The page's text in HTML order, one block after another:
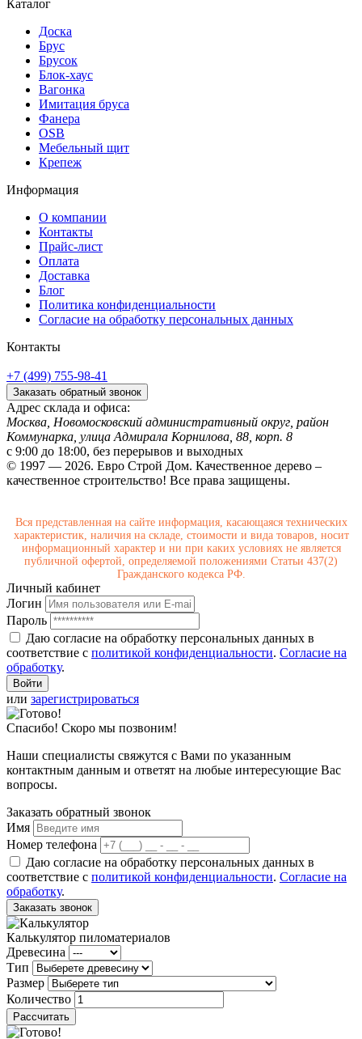
Каталог
Доска
Брус
Брусок
Блок-хаус
Вагонка
Имитация бруса
Фанера
OSB
Мебельный щит
Крепеж
Информация
О компании
Контакты
Прайс-лист
Оплата
Доставка
Блог
Политика конфиденциальности
Согласие на обработку персональных данных
Контакты
+7 (499) 755-98-41
Заказать обратный звонок
Адрес склада и офиса:
Москва, Новомосковский административный округ, район
Коммунарка, улица Адмирала Корнилова, 88, корп. 8
с 9:00 до 18:00, без перерывов и выходных
© 1997 — 2026. Евро Строй Дом. Качественное дерево –
качественное строительство! Все права защищены.
Вся представленная на сайте информация, касающаяся технических
характеристик, наличия на складе, стоимости и вида товаров, носит
информационный характер и ни при каких условиях не является
публичной офертой, определяемой положениями Статьи 437(2)
Гражданского кодекса РФ.
Личный кабинет
Логин
Пароль
Даю согласие на обработку персональных данных в
соответствие с политикой конфиденциальности. Согласие на
обработку.
или зарегистрироваться
Спасибо! Скоро мы позвоним!
Наши специалисты свяжутся с Вами по указанным
контактным данным и ответят на любые интересующие Вас
вопросы.
Заказать обратный звонок
Имя
Номер телефона
Даю согласие на обработку персональных данных в
соответствие с политикой конфиденциальности. Согласие на
обработку.
Заказать звонок
Калькулятор пиломатериалов
Древесина
Тип
Размер
Количество
Рассчитать